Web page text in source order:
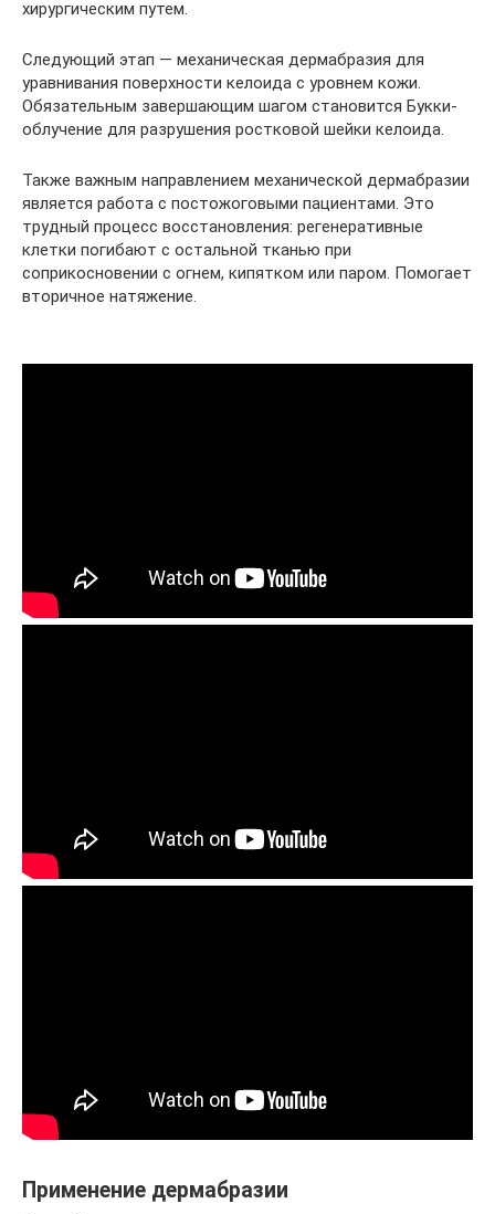
хирургическим путем.
Следующий этап — механическая дермабразия для
уравнивания поверхности келоида с уровнем кожи.
Обязательным завершающим шагом становится Букки-
облучение для разрушения ростковой шейки келоида.
Также важным направлением механической дермабразии
является работа с постожоговыми пациентами. Это
трудный процесс восстановления: регенеративные
клетки погибают с остальной тканью при
соприкосновении с огнем, кипятком или паром. Помогает
вторичное натяжение.
Применение дермабразии